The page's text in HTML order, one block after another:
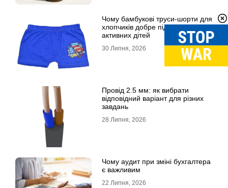
Чому бамбукові труси-шорти для
хлопчиків добре підходять для
активних дітей
30 Липня, 2026
Провід 2.5 мм: як вибрати
відповідний варіант для різних
завдань
28 Липня, 2026
Чому аудит при зміні бухгалтера
є важливим
22 Липня, 2026